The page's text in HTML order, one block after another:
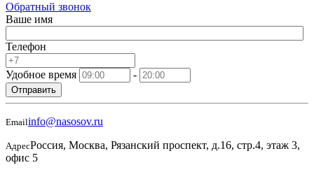
Обратный звонок
Ваше имя
Телефон
Удобное время -
Отправить
Emailinfo@nasosov.ru
АдресРоссия, Москва, Рязанский проспект, д.16, стр.4, этаж 3,
офис 5